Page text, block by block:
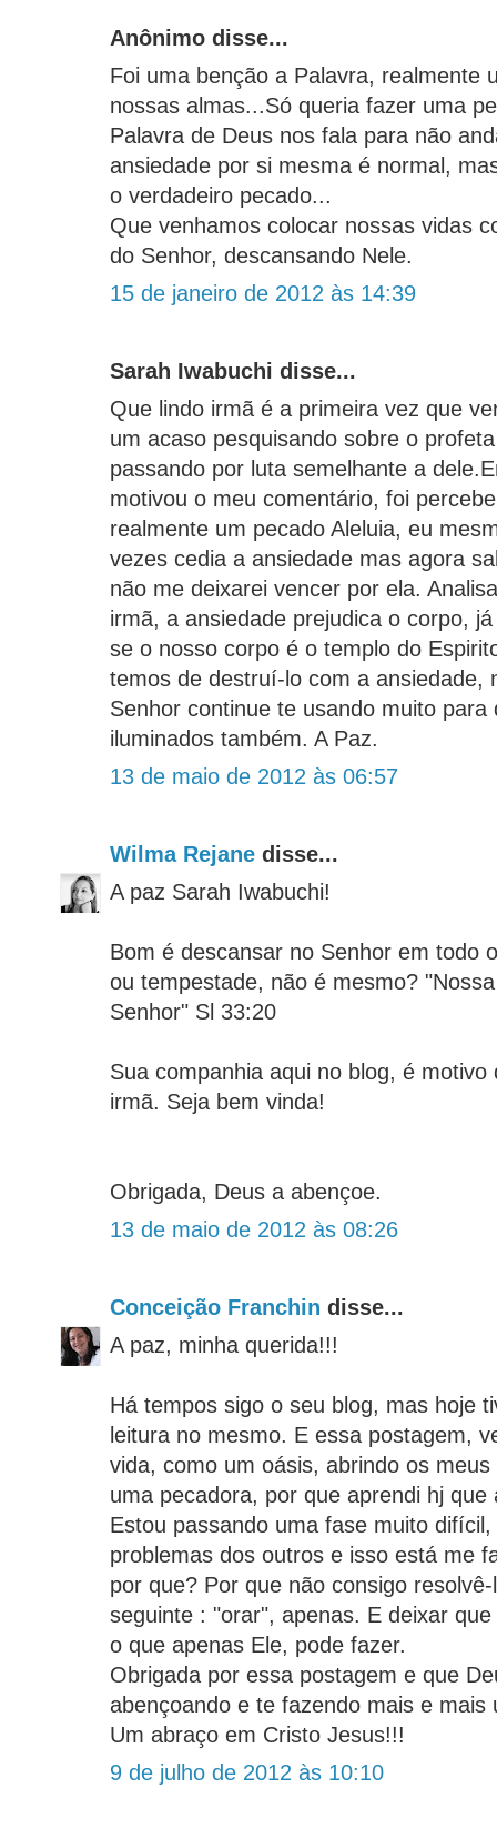
Anônimo disse...
Foi uma benção a Palavra, realmente
nossas almas...Só queria fazer uma
Palavra de Deus nos fala para não
ansiedade por si mesma é normal,
o verdadeiro pecado...
Que venhamos colocar nossas vidas
do Senhor, descansando Nele.
15 de janeiro de 2012 às 14:39
Sarah Iwabuchi disse...
Que lindo irmã é a primeira vez que
um acaso pesquisando sobre o
passando por luta semelhante a
motivou o meu comentário, foi
realmente um pecado Aleluia, eu
vezes cedia a ansiedade mas agora
não me deixarei vencer por ela.
irmã, a ansiedade prejudica o corpo,
se o nosso corpo é o templo do
temos de destruí-lo com a ansiedade,
Senhor continue te usando muito para
iluminados também. A Paz.
13 de maio de 2012 às 06:57
Wilma Rejane disse...
A paz Sarah Iwabuchi!
Bom é descansar no Senhor em todo
ou tempestade, não é mesmo?
Senhor" Sl 33:20
Sua companhia aqui no blog, é
irmã. Seja bem vinda!
Obrigada, Deus a abençoe.
13 de maio de 2012 às 08:26
Conceição Franchin disse...
A paz, minha querida!!!
Há tempos sigo o seu blog, mas hoje
leitura no mesmo. E essa postagem,
vida, como um oásis, abrindo os
uma pecadora, por que aprendi hj que
Estou passando uma fase muito
problemas dos outros e isso está me
por que? Por que não consigo
seguinte : "orar", apenas. E deixar
o que apenas Ele, pode fazer.
Obrigada por essa postagem e que
abençoando e te fazendo mais e mais
Um abraço em Cristo Jesus!!!
9 de julho de 2012 às 10:10